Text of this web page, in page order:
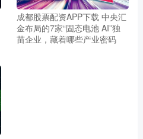
成都股票配资APP下载 中央汇
金布局的7家“固态电池 AI”独
苗企业，藏着哪些产业密码